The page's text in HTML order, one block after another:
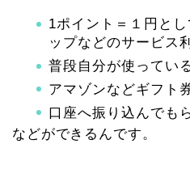
1ポイント＝１円と
ップなどのサービス
普段自分が使ってい
アマゾンなどギフト
口座へ振り込んでも
などができるんです。